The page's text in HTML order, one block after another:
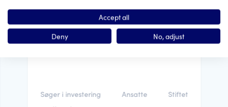
Til Forbruger Ombudsmanden Jeg
fremsender her en beskrivelse af mine
”grønne påstande” til evaluering i...
Søger i investering Ansatte Stiftet
Accept all
Deny
No, adjust